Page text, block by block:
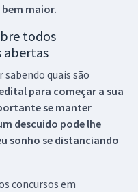
maior.
todos
abertas
sabendo quais são
para começar a sua
se manter
descuido pode lhe
sonho se distanciando
concursos em